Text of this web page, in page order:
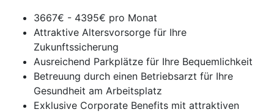
3667€ - 4395€ pro Monat
Attraktive Altersvorsorge für Ihre
Zukunftssicherung
Ausreichend Parkplätze für Ihre Bequemlichkeit
Betreuung durch einen Betriebsarzt für Ihre
Gesundheit am Arbeitsplatz
Exklusive Corporate Benefits mit attraktiven